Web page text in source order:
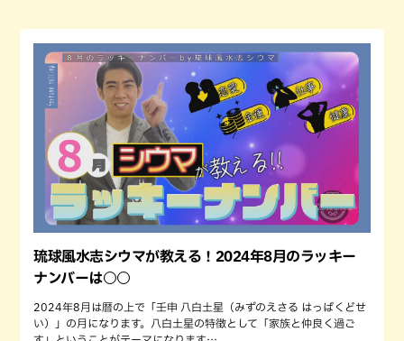
琉球風水志シウマが教える！2024年8月のラッキー
ナンバーは○○
2024年8月は暦の上で「壬申 八白土星（みずのえさる はっぱくどせ
い）」の月になります。八白土星の特徴として「家族と仲良く過ご